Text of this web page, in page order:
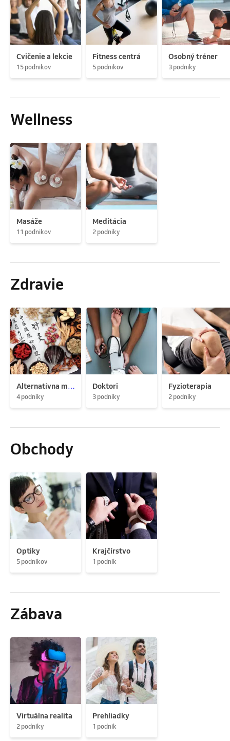
Cvičenie a lekcie
15 podnikov
Fitness centrá
5 podnikov
Osobný tréner
3 podniky
Wellness
Masáže
11 podnikov
Meditácia
2 podniky
Zdravie
Alternatívna medicína
4 podniky
Doktori
3 podniky
Fyzioterapia
2 podniky
Obchody
Optiky
5 podnikov
Krajčírstvo
1 podnik
Zábava
Virtuálna realita
2 podniky
Prehliadky
1 podnik